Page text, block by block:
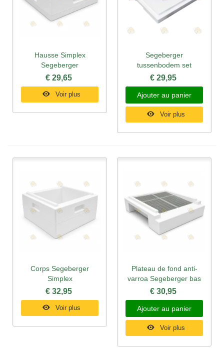
Hausse Simplex
Segeberger
€ 29,65
Voir plus
Segeberger
tussenbodem set
€ 29,95
Ajouter au panier
Voir plus
Corps Segeberger
Simplex
€ 32,95
Voir plus
Plateau de fond anti-
varroa Segeberger bas
€ 30,95
Ajouter au panier
Voir plus